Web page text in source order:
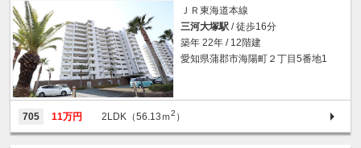
ＪＲ東海道本線
三河大塚駅 / 徒歩16分
築年 22年 / 12階建
愛知県蒲郡市海陽町２丁目5番地1
705 11万円 2LDK（56.13ｍ2 ）